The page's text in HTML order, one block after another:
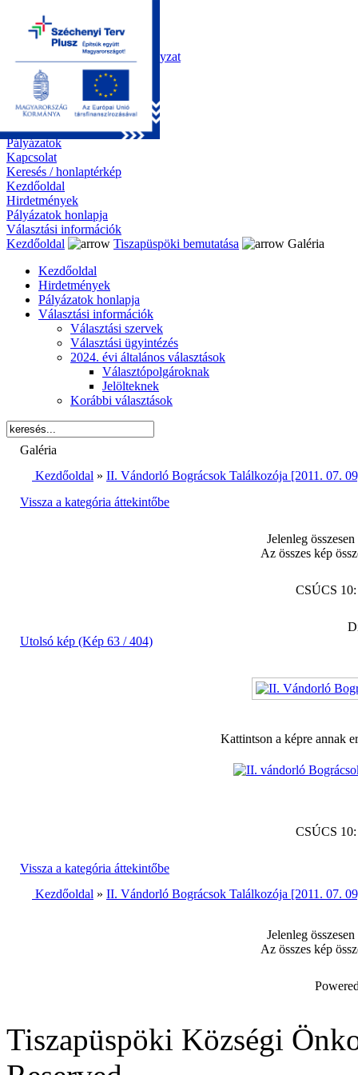
Kezdőoldal
Önkormányzat
Polgármesteri Hivatal
Roma Nemzetiségi Önkormányzat
Elektronikus ügyintézés
Közérdekű információk
Tiszapüspöki bemutatása
Galéria
Díjazottaink
Pályázatok
Kapcsolat
Keresés / honlaptérkép
Kezdőoldal
Hirdetmények
Pályázatok honlapja
Választási információk
Kezdőoldal
Tiszapüspöki bemutatása
Galéria
Kezdőoldal
Hirdetmények
Pályázatok honlapja
Választási információk
Választási szervek
Választási ügyintézés
2024. évi általános választások
Választópolgároknak
Jelölteknek
Korábbi választások
Galéria
Kezdőoldal » II. Vándorló Bográcsok Találkozója [2011. 07.
Vissza a kategória áttekintőbe
Jelenleg
Az összes kép
CSÚCS
Utolsó kép (Kép 63 / 404)
Kattintson a képre annak
CSÚCS
Vissza a kategória áttekintőbe
Kezdőoldal » II. Vándorló Bográcsok Találkozója [2011. 07.
Jelenleg
Az összes kép
Tiszapüspöki Községi